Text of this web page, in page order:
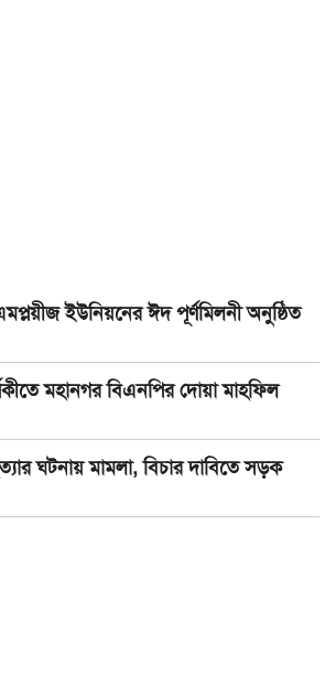
ইউনিয়নের ঈদ পূর্ণমিলনী অনুষ্ঠিত
মহানগর বিএনপির দোয়া মাহফিল
ঘটনায় মামলা, বিচার দাবিতে সড়ক